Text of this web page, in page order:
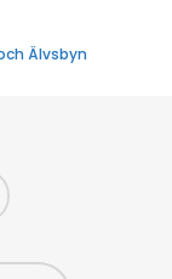
Älvsbyn